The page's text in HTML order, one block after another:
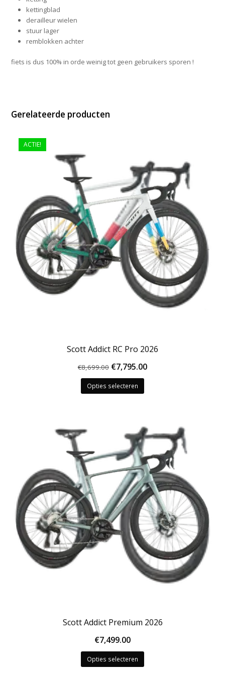
kettingblad
derailleur wielen
stuur lager
remblokken achter
fiets is dus 100% in orde weinig tot geen gebruikers sporen !
Gerelateerde producten
ACTIE!
Scott Addict RC Pro 2026
€8,699.00 Oorspronkelijke
prijs
was:
€7,795.00Huidige
Opties selecteren
Dit
Deze
optie
kan
gekozen
worden
op
de
productpagina
Scott Addict Premium 2026
€7,499.00
Opties selecteren
Dit